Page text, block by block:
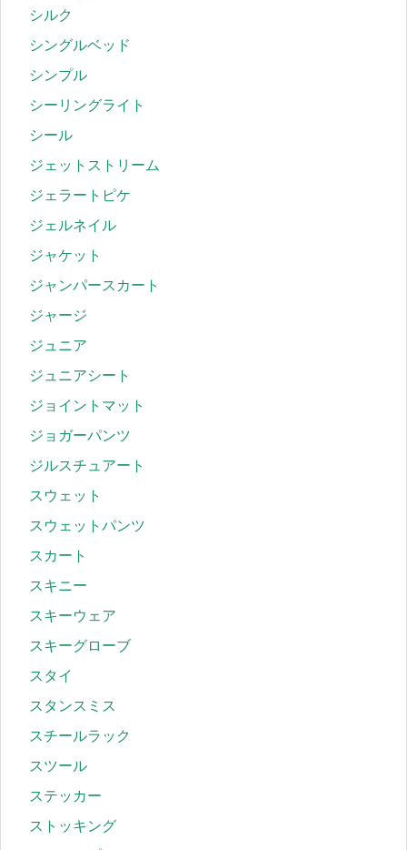
シルク
シングルベッド
シンプル
シーリングライト
シール
ジェットストリーム
ジェラートピケ
ジェルネイル
ジャケット
ジャンパースカート
ジャージ
ジュニア
ジュニアシート
ジョイントマット
ジョガーパンツ
ジルスチュアート
スウェット
スウェットパンツ
スカート
スキニー
スキーウェア
スキーグローブ
スタイ
スタンスミス
スチールラック
スツール
ステッカー
ストッキング